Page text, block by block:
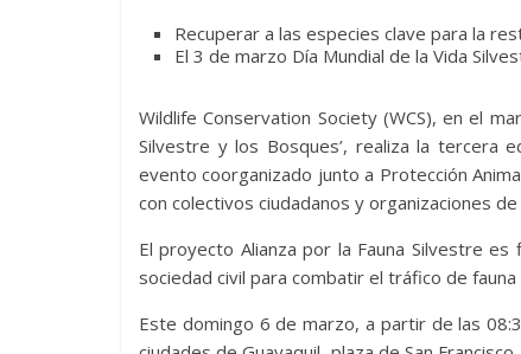
Recuperar a las especies clave para la
El 3 de marzo Día Mundial de la Vida
Wildlife Conservation Society (WCS), en el
Silvestre y los Bosques’, realiza la tercera
evento coorganizado junto a Protección
con colectivos ciudadanos y organizaciones
El proyecto Alianza por la Fauna Silvestre
sociedad civil para combatir el tráfico de
Este domingo 6 de marzo, a partir de las